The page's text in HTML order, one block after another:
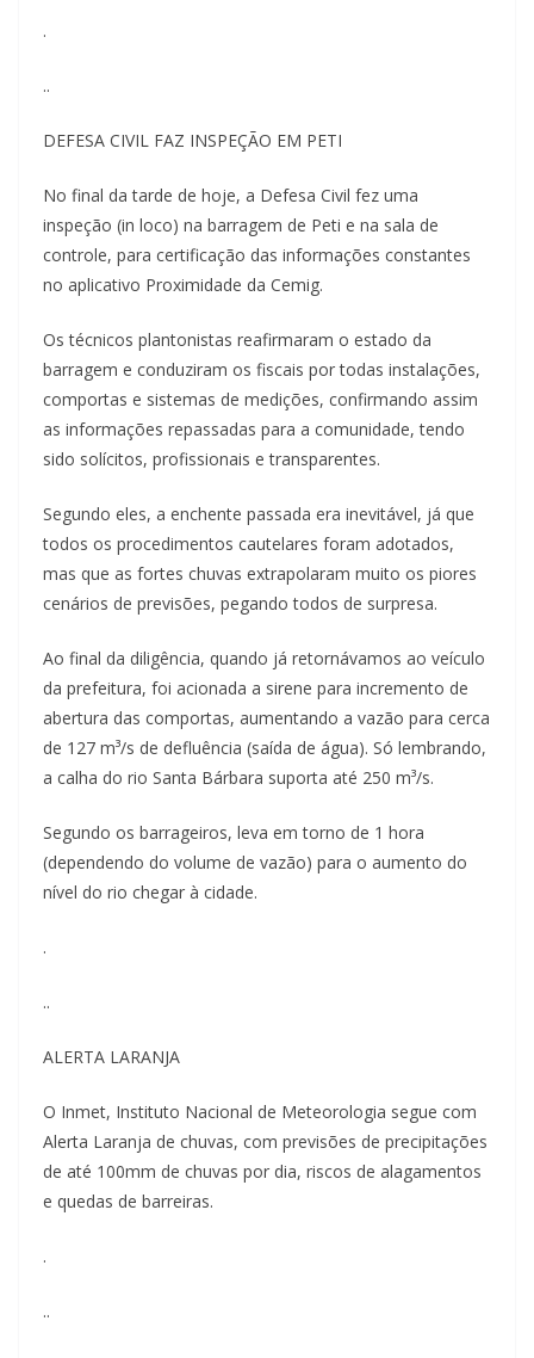
.
..
DEFESA CIVIL FAZ INSPEÇÃO EM PETI
No final da tarde de hoje, a Defesa Civil fez uma
inspeção (in loco) na barragem de Peti e na sala de
controle, para certificação das informações constantes
no aplicativo Proximidade da Cemig.
Os técnicos plantonistas reafirmaram o estado da
barragem e conduziram os fiscais por todas instalações,
comportas e sistemas de medições, confirmando assim
as informações repassadas para a comunidade, tendo
sido solícitos, profissionais e transparentes.
Segundo eles, a enchente passada era inevitável, já que
todos os procedimentos cautelares foram adotados,
mas que as fortes chuvas extrapolaram muito os piores
cenários de previsões, pegando todos de surpresa.
Ao final da diligência, quando já retornávamos ao veículo
da prefeitura, foi acionada a sirene para incremento de
abertura das comportas, aumentando a vazão para cerca
de 127 m³/s de defluência (saída de água). Só lembrando,
a calha do rio Santa Bárbara suporta até 250 m³/s.
Segundo os barrageiros, leva em torno de 1 hora
(dependendo do volume de vazão) para o aumento do
nível do rio chegar à cidade.
.
..
ALERTA LARANJA
O Inmet, Instituto Nacional de Meteorologia segue com
Alerta Laranja de chuvas, com previsões de precipitações
de até 100mm de chuvas por dia, riscos de alagamentos
e quedas de barreiras.
.
..